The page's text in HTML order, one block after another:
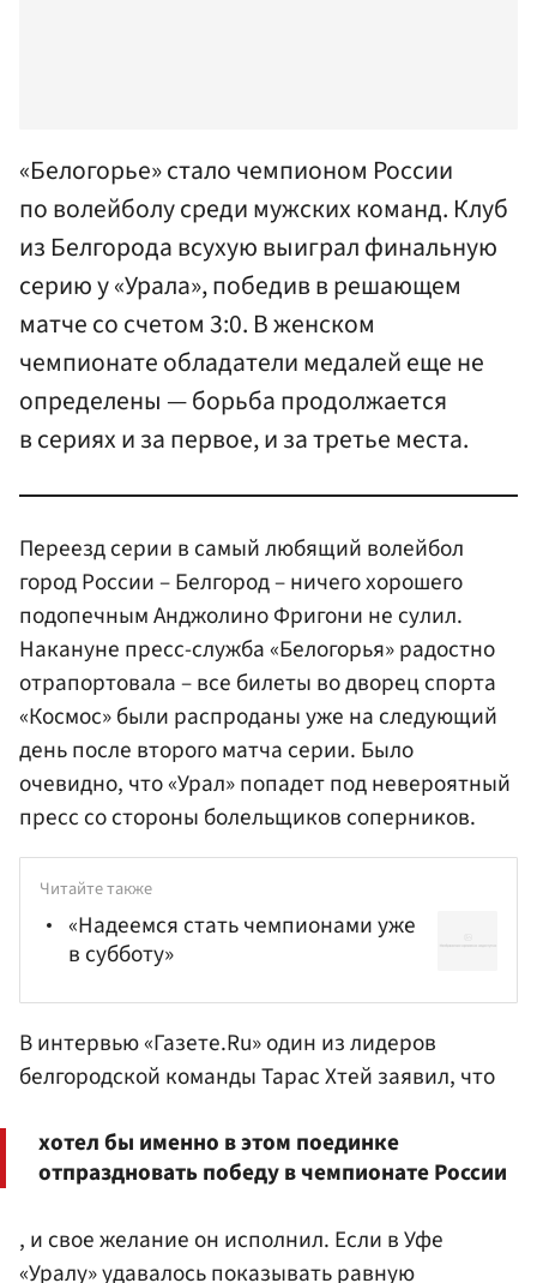
«Белогорье» стало чемпионом России
по волейболу среди мужских команд. Клуб
из Белгорода всухую выиграл финальную
серию у «Урала», победив в решающем
матче со счетом 3:0. В женском
чемпионате обладатели медалей еще не
определены — борьба продолжается
в сериях и за первое, и за третье места.
Переезд серии в самый любящий волейбол
город России – Белгород – ничего хорошего
подопечным Анджолино Фригони не сулил.
Накануне пресс-служба «Белогорья» радостно
отрапортовала – все билеты во дворец спорта
«Космос» были распроданы уже на следующий
день после второго матча серии. Было
очевидно, что «Урал» попадет под невероятный
пресс со стороны болельщиков соперников.
Читайте также
«Надеемся стать чемпионами уже
в субботу»
В интервью «Газете.Ru» один из лидеров
белгородской командыТарас Хтей заявил, что
хотел бы именно в этом поединке
отпраздновать победу в чемпионате России
, и свое желание он исполнил. Если в Уфе
«Уралу» удавалось показывать равную